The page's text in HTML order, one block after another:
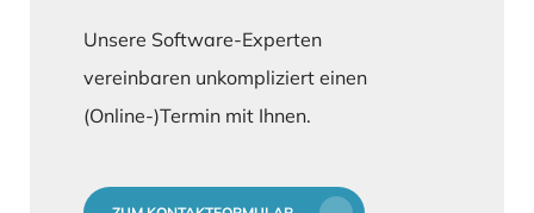
Unsere Software-Experten
vereinbaren unkompliziert einen
(Online-)Termin mit Ihnen.